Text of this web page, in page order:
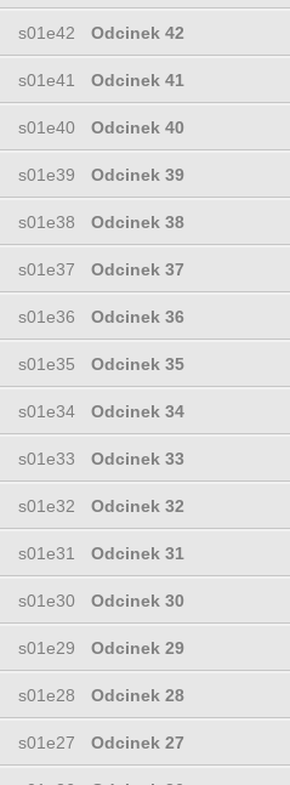
s01e42 Odcinek 42
s01e41 Odcinek 41
s01e40 Odcinek 40
s01e39 Odcinek 39
s01e38 Odcinek 38
s01e37 Odcinek 37
s01e36 Odcinek 36
s01e35 Odcinek 35
s01e34 Odcinek 34
s01e33 Odcinek 33
s01e32 Odcinek 32
s01e31 Odcinek 31
s01e30 Odcinek 30
s01e29 Odcinek 29
s01e28 Odcinek 28
s01e27 Odcinek 27